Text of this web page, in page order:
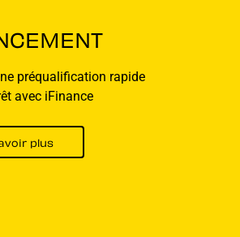
préqualification rapide
avec iFinance
plus